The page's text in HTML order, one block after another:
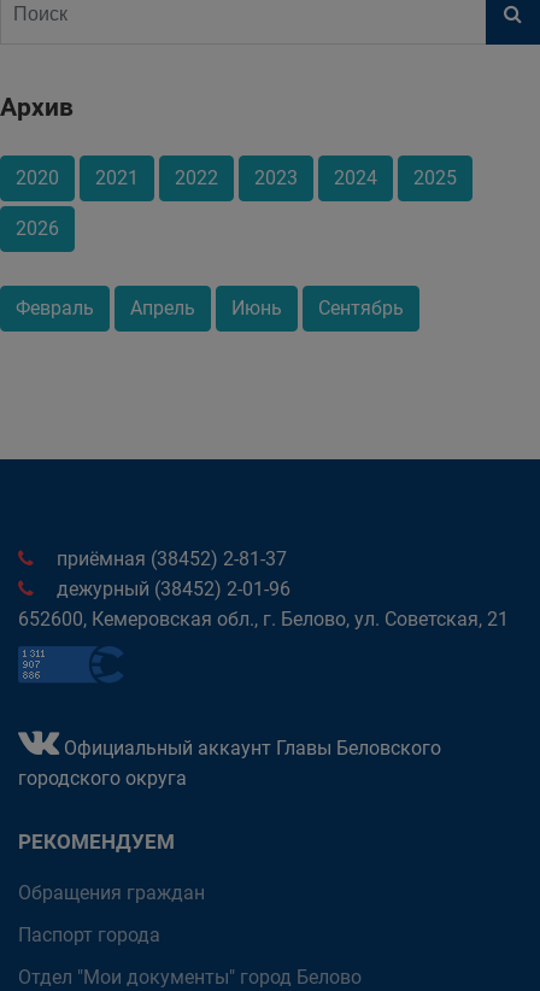
Архив
2020 2021 2022 2023 2024 2025
2026
Февраль Апрель Июнь Сентябрь
приёмная (38452) 2-81-37
дежурный (38452) 2-01-96
652600, Кемеровская обл., г. Белово, ул. Советская, 21
Официальный аккаунт Главы Беловского
городского округа
РЕКОМЕНДУЕМ
Обращения граждан
Паспорт города
Отдел "Мои документы" город Белово